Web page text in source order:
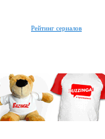
Рейтинг сериалов